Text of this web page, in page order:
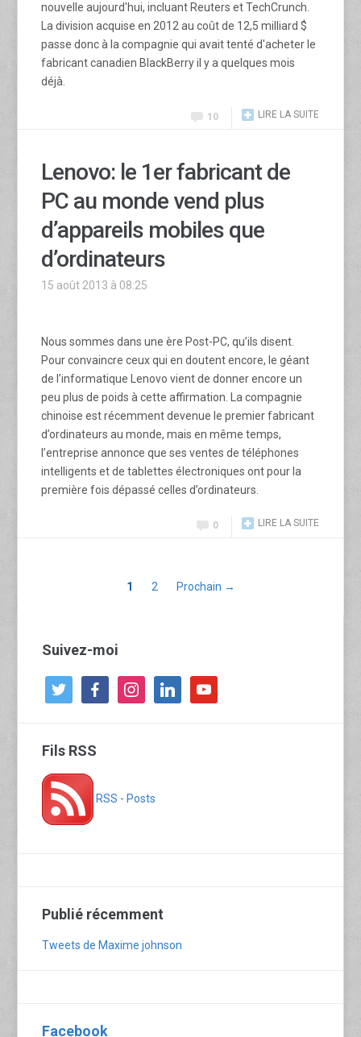
nouvelle aujourd'hui, incluant Reuters et TechCrunch.
La division acquise en 2012 au coût de 12,5 milliard $
passe donc à la compagnie qui avait tenté d'acheter le
fabricant canadien BlackBerry il y a quelques mois
déjà.
LIRE LA SUITE
10
Lenovo: le 1er fabricant de
PC au monde vend plus
d’appareils mobiles que
d’ordinateurs
15 août 2013 à 08:25
Nous sommes dans une ère Post-PC, qu’ils disent.
Pour convaincre ceux qui en doutent encore, le géant
de l’informatique Lenovo vient de donner encore un
peu plus de poids à cette affirmation. La compagnie
chinoise est récemment devenue le premier fabricant
d’ordinateurs au monde, mais en même temps,
l’entreprise annonce que ses ventes de téléphones
intelligents et de tablettes électroniques ont pour la
première fois dépassé celles d’ordinateurs.
LIRE LA SUITE
0
1 2 Prochain →
Suivez-moi
twitter facebookinstagramlinkedin youtube
Fils RSS
RSS - Posts
Publié récemment
Tweets de Maxime johnson
Facebook